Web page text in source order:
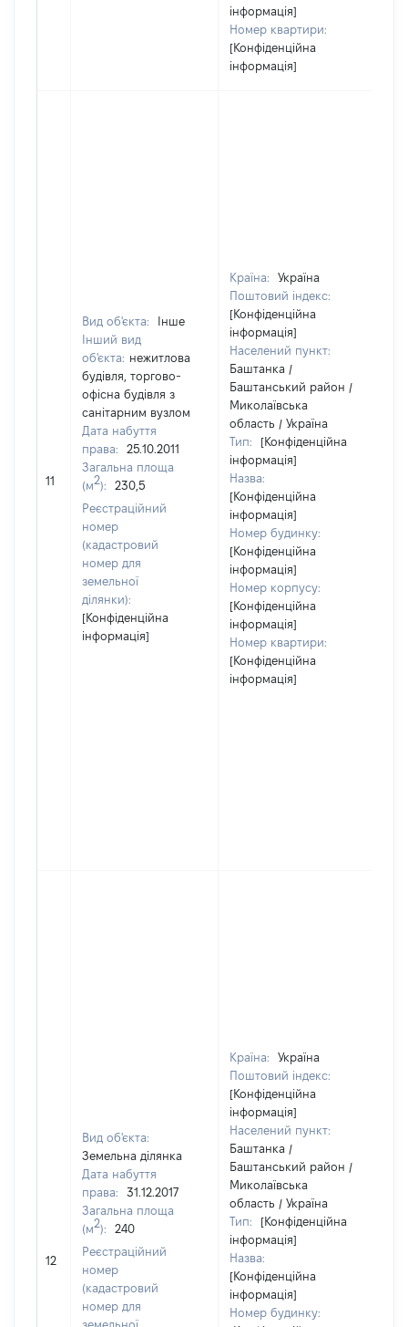
інформація]
Номер квартири:
[Конфіденційна
інформація]
11
Вид об'єкта:
Інше
Інший вид
об'єкта: нежитлова
будівля, торгово-
офісна будівля з
санітарним вузлом
Дата набуття
права:
25.10.2011
Загальна площа
(м2):
230,5
Реєстраційний
номер
(кадастровий
номер для
земельної
ділянки):
[Конфіденційна
інформація]
Країна:
Україна
Поштовий індекс:
[Конфіденційна
інформація]
Населений пункт:
Баштанка /
Баштанський район /
Миколаївська
область / Україна
Тип:
[Конфіденційна
інформація]
Назва:
[Конфіденційна
інформація]
Номер будинку:
[Конфіденційна
інформація]
Номер корпусу:
[Конфіденційна
інформація]
Номер квартири:
[Конфіденційна
інформація]
12
Вид об'єкта:
Земельна ділянка
Дата набуття
права:
31.12.2017
Загальна площа
(м2):
240
Реєстраційний
номер
(кадастровий
номер для
земельної
Країна:
Україна
Поштовий індекс:
[Конфіденційна
інформація]
Населений пункт:
Баштанка /
Баштанський район /
Миколаївська
область / Україна
Тип:
[Конфіденційна
інформація]
Назва:
[Конфіденційна
інформація]
Номер будинку: